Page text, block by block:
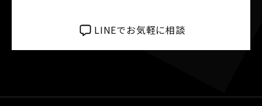
LINEでお気軽に相談